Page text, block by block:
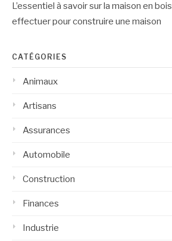
L’essentiel à savoir sur la maison en bois
effectuer pour construire une maison
CATÉGORIES
Animaux
Artisans
Assurances
Automobile
Construction
Finances
Industrie